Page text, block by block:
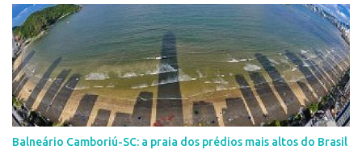
Balneário Camboriú-SC: a praia dos prédios mais altos do Brasil